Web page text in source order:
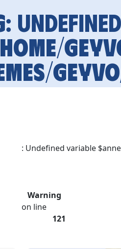
:
: Undefined variable
Warning
on line
121